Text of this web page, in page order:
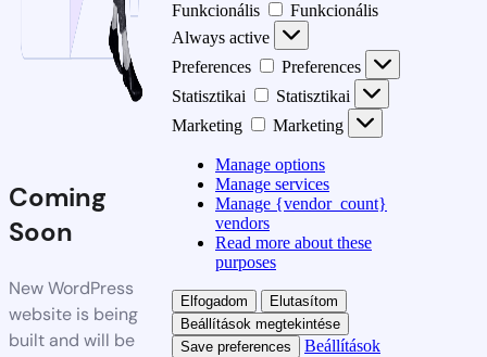
Coming
Soon
New WordPress
website is being
built and will be
Funkcionális
Funkcionális
Always active
Preferences
Preferences
Statisztikai
Statisztikai
Marketing
Marketing
Manage options
Manage services
Manage {vendor_count}
vendors
Read more about these
purposes
Elfogadom
Elutasítom
Beállítások megtekintése
Save preferences
Beállítások